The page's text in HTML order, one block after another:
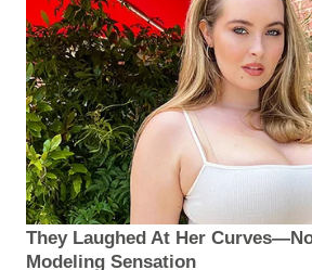
They Laughed At Her
Modeling Sensation